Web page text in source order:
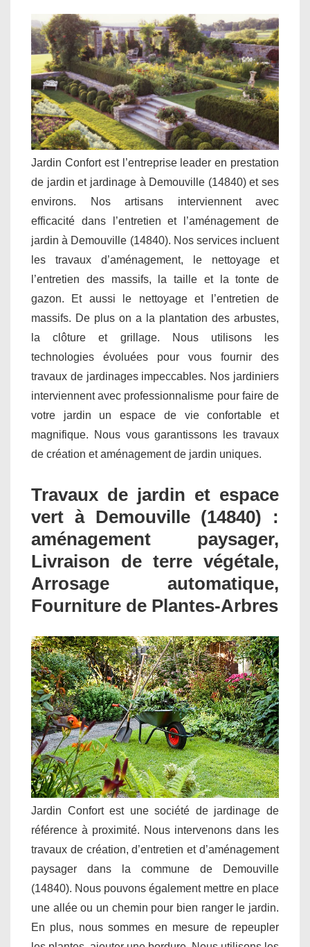
Jardin Confort est l’entreprise leader en prestation
de jardin et jardinage à Demouville (14840) et ses
environs. Nos artisans interviennent avec
efficacité dans l’entretien et l’aménagement de
jardin à Demouville (14840). Nos services incluent
les travaux d’aménagement, le nettoyage et
l’entretien des massifs, la taille et la tonte de
gazon. Et aussi le nettoyage et l’entretien de
massifs. De plus on a la plantation des arbustes,
la clôture et grillage. Nous utilisons les
technologies évoluées pour vous fournir des
travaux de jardinages impeccables. Nos jardiniers
interviennent avec professionnalisme pour faire de
votre jardin un espace de vie confortable et
magnifique. Nous vous garantissons les travaux
de création et aménagement de jardin uniques.
Travaux de jardin et espace
vert à Demouville (14840) :
aménagement paysager,
Livraison de terre végétale,
Arrosage automatique,
Fourniture de Plantes-Arbres
Jardin Confort est une société de jardinage de
référence à proximité. Nous intervenons dans les
travaux de création, d’entretien et d’aménagement
paysager dans la commune de Demouville
(14840). Nous pouvons également mettre en place
une allée ou un chemin pour bien ranger le jardin.
En plus, nous sommes en mesure de repeupler